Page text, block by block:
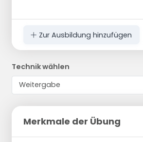
Zur Ausbildung hinzufügen
Technik wählen
Merkmale der Übung